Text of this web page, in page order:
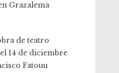
Grazalema
de teatro
14 de diciembre
Fatouu